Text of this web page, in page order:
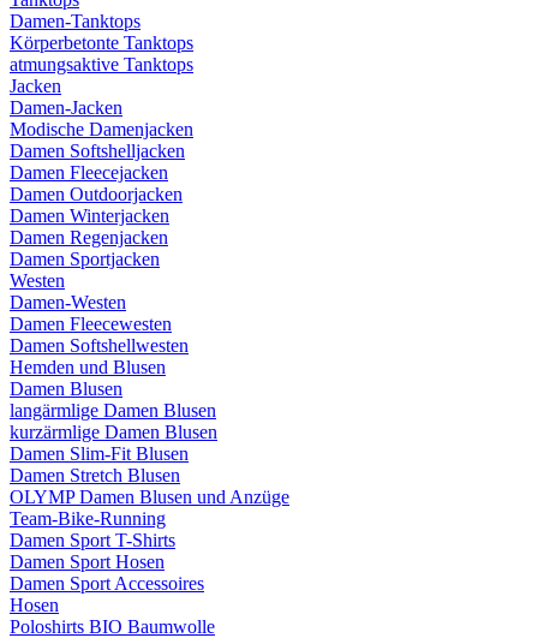
Damen-Tanktops
Körperbetonte Tanktops
atmungsaktive Tanktops
Jacken
Damen-Jacken
Modische Damenjacken
Damen Softshelljacken
Damen Fleecejacken
Damen Outdoorjacken
Damen Winterjacken
Damen Regenjacken
Damen Sportjacken
Westen
Damen-Westen
Damen Fleecewesten
Damen Softshellwesten
Hemden und Blusen
Damen Blusen
langärmlige Damen Blusen
kurzärmlige Damen Blusen
Damen Slim-Fit Blusen
Damen Stretch Blusen
OLYMP Damen Blusen und Anzüge
Team-Bike-Running
Damen Sport T-Shirts
Damen Sport Hosen
Damen Sport Accessoires
Hosen
Poloshirts BIO Baumwolle